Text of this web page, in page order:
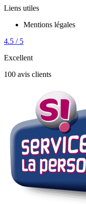
Liens utiles
Mentions légales
4.5 / 5
Excellent
100 avis clients